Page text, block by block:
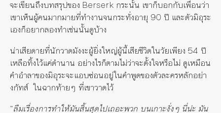
จะเขียนถึงบทสรุปของ Berserk กระนั้น เขาก็บอกกับเพื่อนว่า
เขาเห็นผู้คนมากมายที่ทำงานจนกระทั่งอายุ 90 ปี และตัวมิอุระ
เองก็อยากลองทำเช่นนั้นดูบ้าง
น่าเสียดายที่นักวาดมังงะผู้ยิ่งใหญ่ผู้นี้เสียชีวิตในวัยเพียง 54 ปี
เหลือทิ้งไว้แค่ตำนาน อย่างไรก็ตามไม่ว่าจะตั้งใจหรือไม่ ดูเหมือน
คำอำลาของมิอุระจะแอบซ่อนอยู่ในคำพูดของตัวละครหลักอย่า
งกัทส์ ในฉากท้ายๆ ที่เขาวาดไว้
“ลืมเรื่องการทำให้มันสิ้นสุดไปเถอะพวก บนเกาะงั่งๆ นี่น่ะ มัน